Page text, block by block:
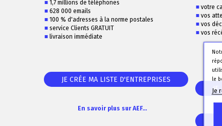
le
Je
1,7 millions de téléphones
628 000 emails
100 % d'adresses à la norme postales
service Clients GRATUIT
livraison immédiate
JE CRÉE MA LISTE D'ENTREPRISES
En savoir plus sur AEF...
votre
vos
vos
vos